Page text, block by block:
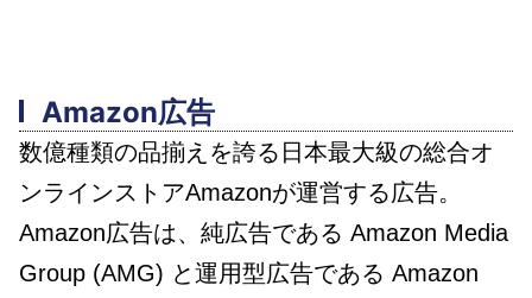
Amazon広告
数億種類の品揃えを誇る日本最大級の総合オ
ンラインストアAmazonが運営する広告。
Amazon広告は、純広告である Amazon Media
Group (AMG) と運用型広告である Amazon